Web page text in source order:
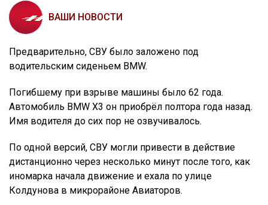
ВАШИ НОВОСТИ
Предварительно, СВУ было заложено под
водительским сиденьем BMW.
Погибшему при взрыве машины было 62 года.
Автомобиль BMW X3 он приобрёл полтора года назад.
Имя водителя до сих пор не озвучивалось.
По одной версий, СВУ могли привести в действие
дистанционно через несколько минут после того, как
иномарка начала движение и ехала по улице
Колдунова в микрорайоне Авиаторов.